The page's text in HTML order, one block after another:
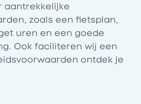
aantrekkelijke
zoals een fietsplan,
uren en een goede
Ook faciliteren wij een
ontdek je